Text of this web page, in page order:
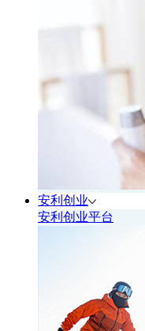
安利创业
安利创业平台